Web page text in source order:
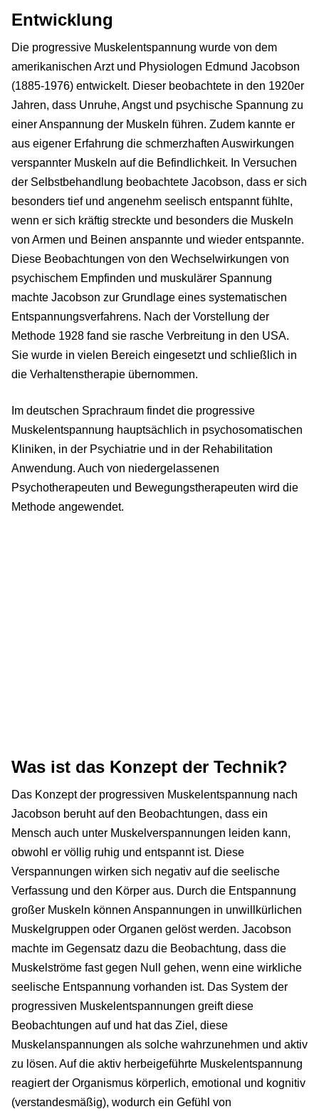
Entwicklung
Die progressive Muskelentspannung wurde von dem
amerikanischen Arzt und Physiologen Edmund Jacobson
(1885-1976) entwickelt. Dieser beobachtete in den 1920er
Jahren, dass Unruhe, Angst und psychische Spannung zu
einer Anspannung der Muskeln führen. Zudem kannte er
aus eigener Erfahrung die schmerzhaften Auswirkungen
verspannter Muskeln auf die Befindlichkeit. In Versuchen
der Selbstbehandlung beobachtete Jacobson, dass er sich
besonders tief und angenehm seelisch entspannt fühlte,
wenn er sich kräftig streckte und besonders die Muskeln
von Armen und Beinen anspannte und wieder entspannte.
Diese Beobachtungen von den Wechselwirkungen von
psychischem Empfinden und muskulärer Spannung
machte Jacobson zur Grundlage eines systematischen
Entspannungsverfahrens. Nach der Vorstellung der
Methode 1928 fand sie rasche Verbreitung in den USA.
Sie wurde in vielen Bereich eingesetzt und schließlich in
die Verhaltenstherapie übernommen.
Im deutschen Sprachraum findet die progressive
Muskelentspannung hauptsächlich in psychosomatischen
Kliniken, in der Psychiatrie und in der Rehabilitation
Anwendung. Auch von niedergelassenen
Psychotherapeuten und Bewegungstherapeuten wird die
Methode angewendet.
Was ist das Konzept der Technik?
Das Konzept der progressiven Muskelentspannung nach
Jacobson beruht auf den Beobachtungen, dass ein
Mensch auch unter Muskelverspannungen leiden kann,
obwohl er völlig ruhig und entspannt ist. Diese
Verspannungen wirken sich negativ auf die seelische
Verfassung und den Körper aus. Durch die Entspannung
großer Muskeln können Anspannungen in unwillkürlichen
Muskelgruppen oder Organen gelöst werden. Jacobson
machte im Gegensatz dazu die Beobachtung, dass die
Muskelströme fast gegen Null gehen, wenn eine wirkliche
seelische Entspannung vorhanden ist. Das System der
progressiven Muskelentspannungen greift diese
Beobachtungen auf und hat das Ziel, diese
Muskelanspannungen als solche wahrzunehmen und aktiv
zu lösen. Auf die aktiv herbeigeführte Muskelentspannung
reagiert der Organismus körperlich, emotional und kognitiv
(verstandesmäßig), wodurch ein Gefühl von